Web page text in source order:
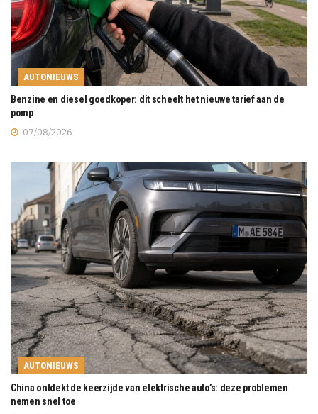
AUTONIEUWS
Benzine en diesel goedkoper: dit scheelt het nieuwe tarief aan de
pomp
07/08/2026
AUTONIEUWS
China ontdekt de keerzijde van elektrische auto’s: deze problemen
nemen snel toe